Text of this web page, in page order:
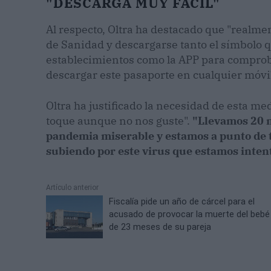
Al respecto, Oltra ha destacado que
de Sanidad y descargarse tanto el símbolo
establecimientos como la APP para
descargar este pasaporte en cualquier
Oltra ha justificado la necesidad de esta
toque aunque no nos guste". "Llevamos 20
pandemia miserable y estamos a punto
subiendo por este virus que estamos
Artículo anterior
Fiscalía pide un año de cárcel para el
acusado de provocar la muerte del bebé
de 23 meses de su pareja